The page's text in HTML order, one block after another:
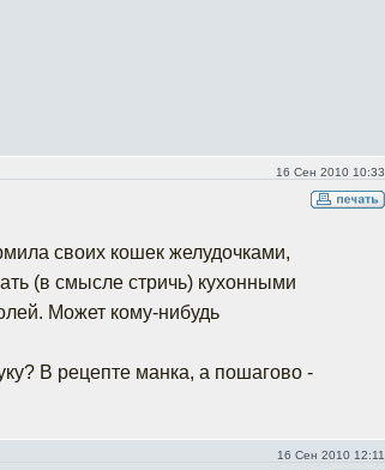
16 Сен 2010 10:33
своих кошек желудочками,
(в смысле стричь) кухонными
Может кому-нибудь
В рецепте манка, а пошагово -
16 Сен 2010 12:11